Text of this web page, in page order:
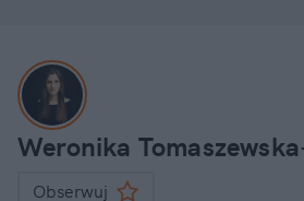
Weronika
Obserwuj